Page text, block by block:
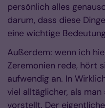
persönlich alles
darum, dass diese
eine wichtige
Außerdem: wenn ich
Zeremonien rede, hört
aufwendig an. In
viel alltäglicher, als
vorstellt. Der